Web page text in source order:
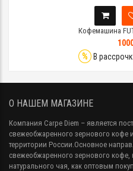
Кофемашина
% В
О НАШЕМ МАГАЗИНЕ
Компания Carpe Diem – является
свежеобжаренного зернового кофе
территории России.Основное
свежеобжаренного зернового кофе,
натурального чая, как оптовым